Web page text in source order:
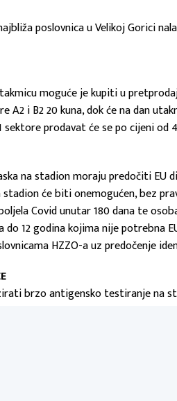
poslovnica u Velikoj Gorici
moguće je kupiti u
A2 i B2 20 kuna, dok će na dan
sektore prodavat će se po cijeni od
na stadion moraju predočiti EU
će biti onemogućen, bez
Covid unutar 180 dana te
do 12 godina kojima nije potrebna
HZZO-a uz predočenje
brzo antigensko testiranje na